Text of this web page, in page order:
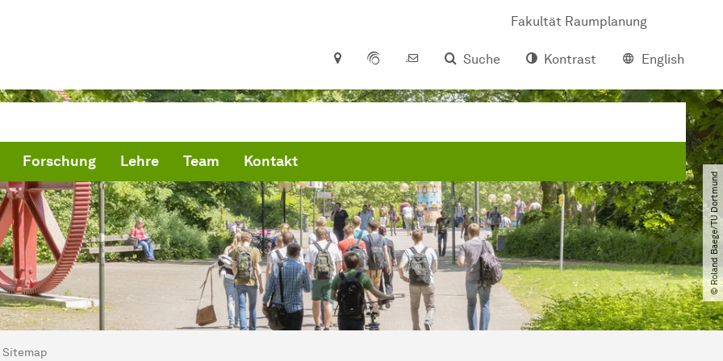
Fakultät Raumplanung
Suche
Kontrast English
Forschung Lehre Team Kontakt
© Roland Baege​/​TU Dortmund
hier:
Sitemap